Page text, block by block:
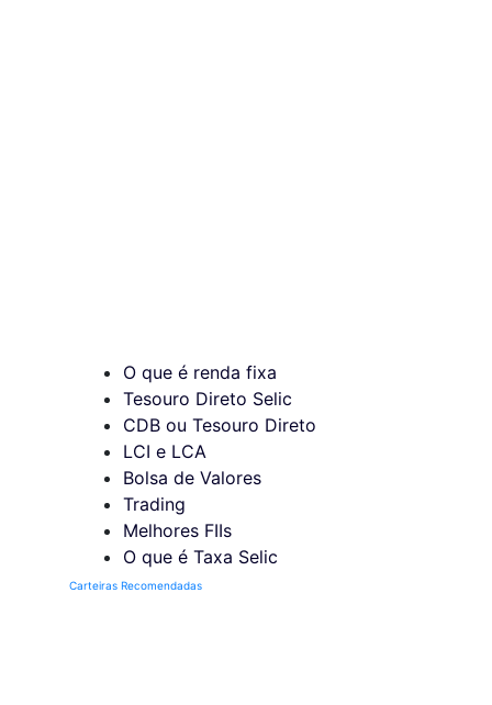
O que é renda fixa
Tesouro Direto Selic
CDB ou Tesouro Direto
LCI e LCA
Bolsa de Valores
Trading
Melhores FIIs
O que é Taxa Selic
Carteiras Recomendadas